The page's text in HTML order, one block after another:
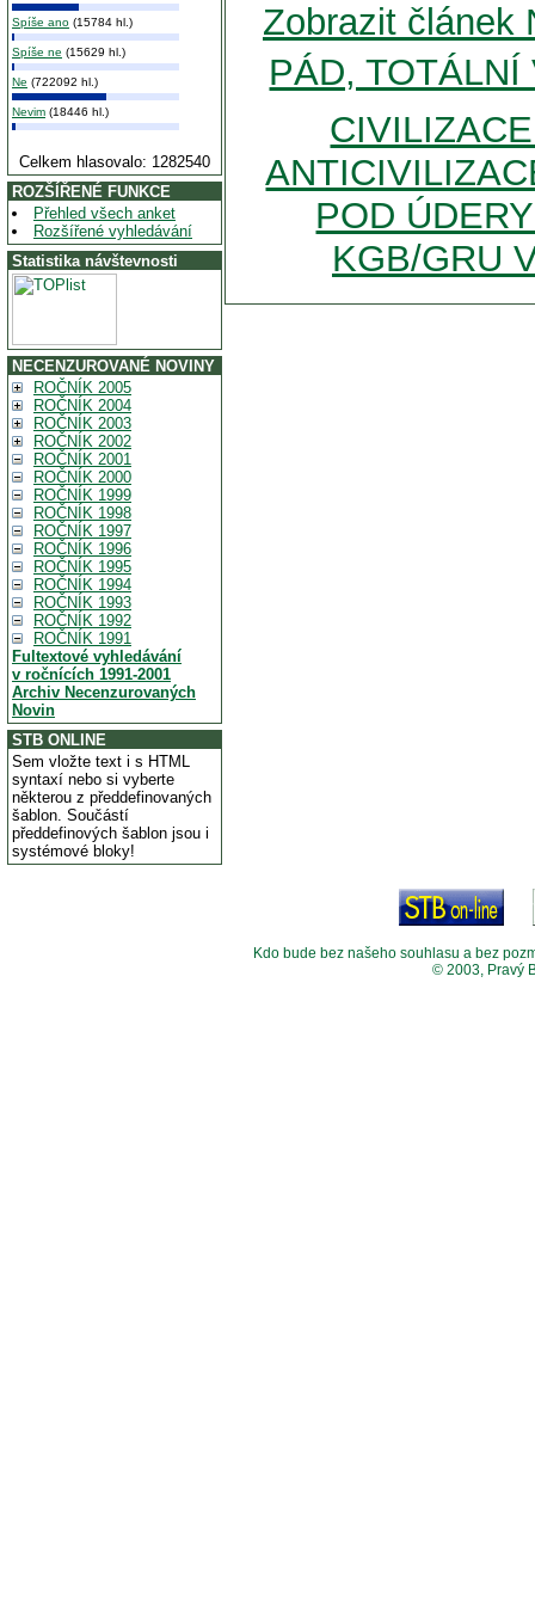
Spíše ano (15784 hl.)
Spíše ne (15629 hl.)
Ne (722092 hl.)
Nevim (18446 hl.)
Celkem hlasovalo: 1282540
ROZŠÍŘENÉ FUNKCE
Přehled všech anket
Rozšířené vyhledávání
Statistika návštevnosti
NECENZUROVANÉ NOVINY
ROČNÍK 2005
ROČNÍK 2004
ROČNÍK 2003
ROČNÍK 2002
ROČNÍK 2001
ROČNÍK 2000
ROČNÍK 1999
ROČNÍK 1998
ROČNÍK 1997
ROČNÍK 1996
ROČNÍK 1995
ROČNÍK 1994
ROČNÍK 1993
ROČNÍK 1992
ROČNÍK 1991
Fultextové vyhledávání
v ročnících 1991-2001
Archiv Necenzurovaných
Novin
STB ONLINE
Sem vložte text i s HTML
syntaxí nebo si vyberte
některou z předdefinovaných
šablon. Součástí
předdefinových šablon jsou i
systémové bloky!
Zobrazit článek
PÁD, TOTÁLNÍ
POD
KGB/GRU
Kdo bude bez našeho souhlasu a bez
© 2003, Pravý